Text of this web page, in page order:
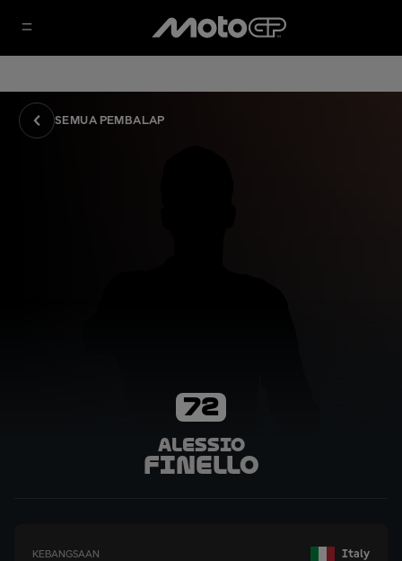
SEMUA PEMBALAP
72
Alessio
Finello
KEBANGSAAN Italy